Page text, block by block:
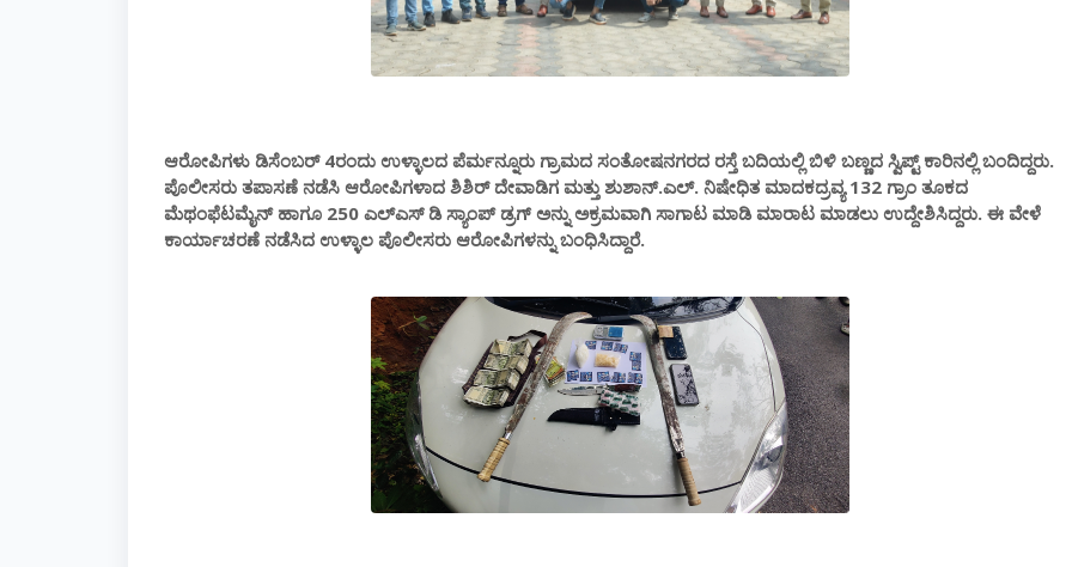
ಆರೋಪಿಗಳು ಡಿಸೆಂಬರ್ 4ರಂದು ಉಳ್ಳಾಲದ ಪೆರ್ಮನ್ನೂರು ಗ್ರಾಮದ ಸಂತೋಷನಗರದ ರಸ್ತೆ ಬದಿಯಲ್ಲಿ ಬಿಳಿ ಬಣ್ಣದ ಸ್ವಿಪ್ಟ್ ಕಾರಿನಲ್ಲಿ ಬಂದಿದ್ದರು.
ಪೊಲೀಸರು ತಪಾಸಣೆ ನಡೆಸಿ ಆರೋಪಿಗಳಾದ ಶಿಶಿರ್ ದೇವಾಡಿಗ ಮತ್ತು ಶುಶಾನ್.ಎಲ್. ನಿಷೇಧಿತ ಮಾದಕದ್ರವ್ಯ 132 ಗ್ರಾಂ ತೂಕದ
ಮೆಥಂಫೆಟಮೈನ್ ಹಾಗೂ 250 ಎಲ್ಎಸ್ ಡಿ ಸ್ಯಾಂಪ್ ಡ್ರಗ್‌ ಅನ್ನು ಅಕ್ರಮವಾಗಿ ಸಾಗಾಟ ಮಾಡಿ ಮಾರಾಟ ಮಾಡಲು ಉದ್ದೇಶಿಸಿದ್ದರು‌. ಈ ವೇಳೆ
ಕಾರ್ಯಾಚರಣೆ ನಡೆಸಿದ ಉಳ್ಳಾಲ ಪೊಲೀಸರು ಆರೋಪಿಗಳನ್ನು ಬಂಧಿಸಿದ್ದಾರೆ.